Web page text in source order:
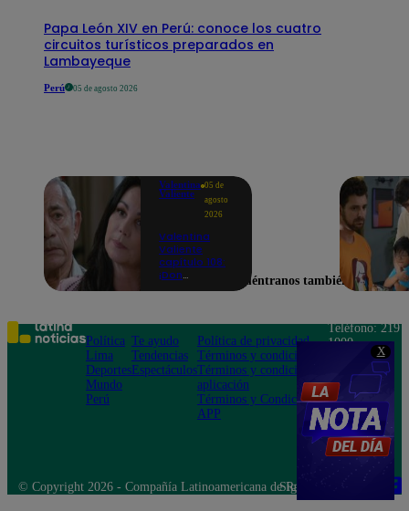
X
Papa León XIV en Perú: conoce los cuatro
circuitos turísticos preparados en
Lambayeque
Perú 05 de agosto 2026
Valentina
Valiente
05 de
agosto
2026
Valentina
Valiente
capítulo 108:
¡Don
Frida tras
descubrir una
contradicción
en una
conversación!
Encuéntranos también en
Política
Lima
Deportes
Mundo
Perú
Te ayudo
Tendencias
Espectáculos
Política de privacidad
Términos y condiciones
Términos y condiciones
aplicación
Términos y Condiciones
APP
Teléfono: 219
1000
Felipe 968
Jesús María
© Copyright 2026 - Compañía Latinoamericana de Radio Difusión S.A.
Síguenos